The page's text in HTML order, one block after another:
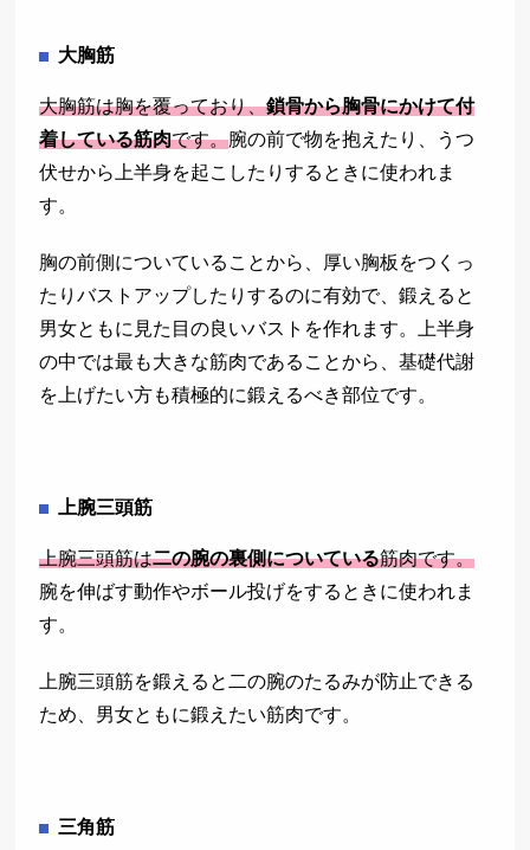
大胸筋
大胸筋は胸を覆っており、鎖骨から胸骨にかけて付
着している筋肉です。腕の前で物を抱えたり、うつ
伏せから上半身を起こしたりするときに使われま
す。
胸の前側についていることから、厚い胸板をつくっ
たりバストアップしたりするのに有効で、鍛えると
男女ともに見た目の良いバストを作れます。上半身
の中では最も大きな筋肉であることから、基礎代謝
を上げたい方も積極的に鍛えるべき部位です。
上腕三頭筋
上腕三頭筋は二の腕の裏側についている筋肉です。
腕を伸ばす動作やボール投げをするときに使われま
す。
上腕三頭筋を鍛えると二の腕のたるみが防止できる
ため、男女ともに鍛えたい筋肉です。
三角筋